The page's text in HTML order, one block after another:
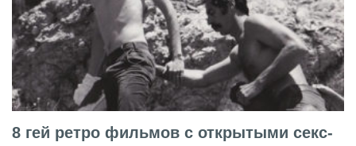
8 гей ретро фильмов с открытыми секс-